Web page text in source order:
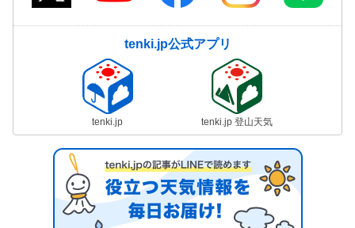
tenki.jp公式アプリ
tenki.jp tenki.jp 登山天気